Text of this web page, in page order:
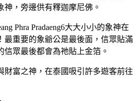
神，旁邊供有釋迦摩尼佛。
大大小小的象神在
最重要的象爺公是最後面，信眾貼滿
眾最後都會為祂貼上金箔。
財富之神，在泰國吸引許多遊客前往